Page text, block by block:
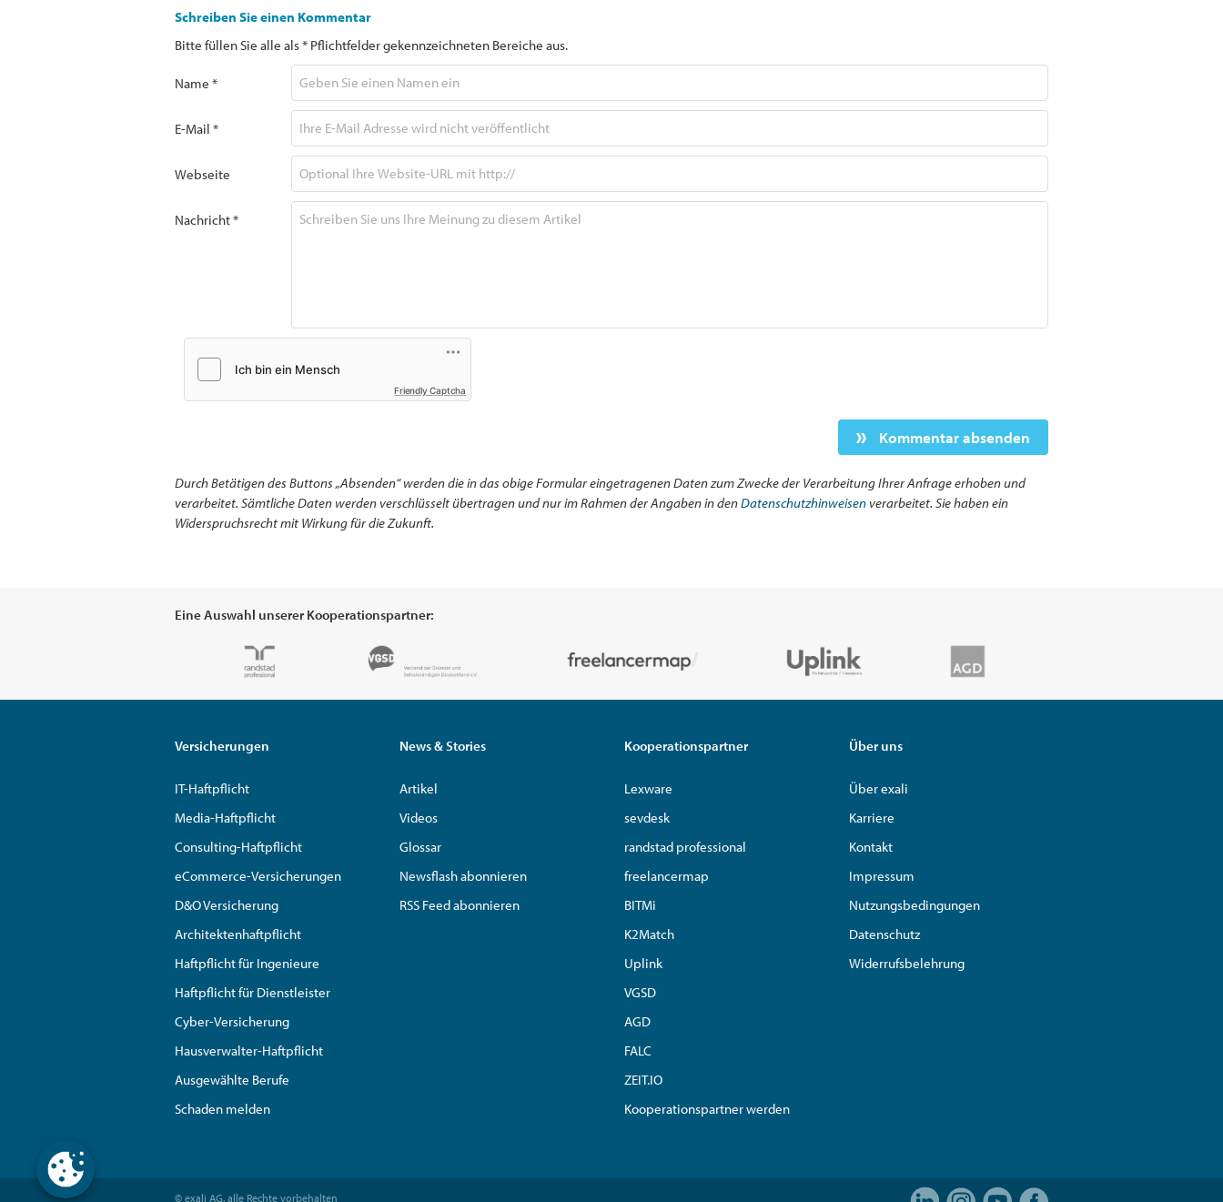
Schreiben Sie einen Kommentar
Bitte füllen Sie alle als * Pflichtfelder gekennzeichneten Bereiche aus.
Name *
E-Mail *
Webseite
Nachricht *
Friendly Captcha
Kommentar absenden
Durch Betätigen des Buttons „Absenden“ werden die in das obige Formular eingetragenen Daten zum Zwecke der Verarbeitung Ihrer Anfrage erhoben und
verarbeitet. Sämtliche Daten werden verschlüsselt übertragen und nur im Rahmen der Angaben in denDatenschutzhinweisenverarbeitet. Sie haben ein
Widerspruchsrecht mit Wirkung für die Zukunft.
Eine Auswahl unserer Kooperationspartner:
Versicherungen
IT-Haftpflicht
Media-Haftpflicht
Consulting-Haftpflicht
eCommerce-Versicherungen
D&O Versicherung
Architektenhaftpflicht
Haftpflicht für Ingenieure
Haftpflicht für Dienstleister
Cyber-Versicherung
Hausverwalter-Haftpflicht
Ausgewählte Berufe
Schaden melden
News & Stories
Artikel
Videos
Glossar
Newsflash abonnieren
RSS Feed abonnieren
Kooperationspartner
Lexware
sevdesk
randstad professional
freelancermap
BITMi
K2Match
Uplink
VGSD
AGD
FALC
ZEIT.IO
Kooperationspartner werden
Über uns
Über exali
Karriere
Kontakt
Impressum
Nutzungsbedingungen
Datenschutz
Widerrufsbelehrung
© exali AG, alle Rechte vorbehalten